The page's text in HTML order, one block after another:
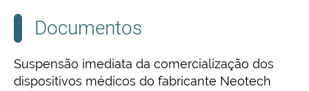
Documentos
Suspensão imediata da comercialização dos
dispositivos médicos do fabricante Neotech